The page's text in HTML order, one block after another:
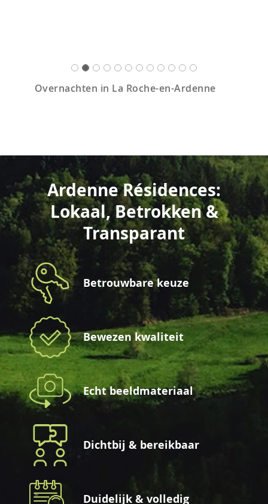
Overnachten in La Roche-en-Ardenne
Ardenne Résidences:
Lokaal, Betrokken &
Transparant
Betrouwbare keuze
Bewezen kwaliteit
Echt beeldmateriaal
Dichtbij & bereikbaar
Duidelijk & volledig